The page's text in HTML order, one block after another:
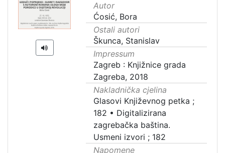
Autor
Ćosić, Bora
Ostali autori
Škunca, Stanislav
Impressum
Zagreb : Knjižnice grada
Zagreba, 2018
Nakladnička cjelina
Glasovi Književnog petka ;
182 • Digitalizirana
zagrebačka baština.
Usmeni izvori ; 182
Napomene